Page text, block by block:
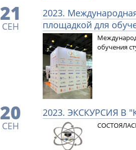
21
СЕН
2023.
площадкой для
обучения
20
СЕН
2023. ЭКСКУРСИЯ В